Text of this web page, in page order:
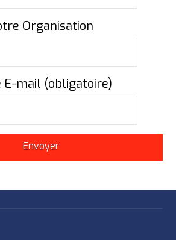
Organisation
E-mail (obligatoire)